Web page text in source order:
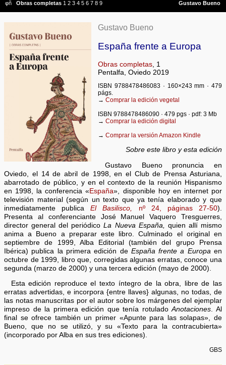
Gustavo Bueno
España frente a Europa
Obras completas , 1
Pentalfa, Oviedo 2019
ISBN 9788478486083 · 160×243 mm · 479
págs.
→Comprar la edición vegetal
ISBN 9788478486090 · 479 pgs · pdf: 3 Mb
→Comprar la edición digital
→Comprar la versión Amazon Kindle
Sobre este libro y esta edición
Gustavo Bueno pronuncia en
Oviedo, el 14 de abril de 1998, en el Club de Prensa Asturiana,
abarrotado de público, y en el contexto de la reunión Hispanismo
en 1998, la conferencia «España», disponible hoy en internet por
televisión material (según un texto que ya tenía elaborado y que
inmediatamente publicaEl Basilisco, nº 24, páginas 27-50).
Presenta al conferenciante José Manuel Vaquero Tresguerres,
director general del periódicoLa Nueva España,
quien allí mismo
anima a Bueno a preparar este libro. Culminado el original en
septiembre de 1999, Alba Editorial (también del grupo Prensa
Ibérica) publica la primera edición de España frente a Europa en
octubre de 1999, libro que, corregidas algunas erratas, conoce una
segunda (marzo de 2000) y una tercera edición (mayo de 2000).
Esta edición reproduce el texto íntegro de la obra, libre de las
erratas advertidas, e incorpora {entre llaves} algunas, no todas, de
las notas manuscritas por el autor sobre los márgenes del ejemplar
impreso de la primera edición que tenía rotuladoAnotaciones. Al
final se ofrece también un primer «Apunte para las solapas», de
Bueno, que no se utilizó, y su «Texto para la contracubierta»
(incorporado por Alba en sus tres ediciones).
GBS